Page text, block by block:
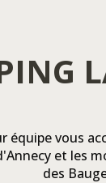
équipe vous
et les
des